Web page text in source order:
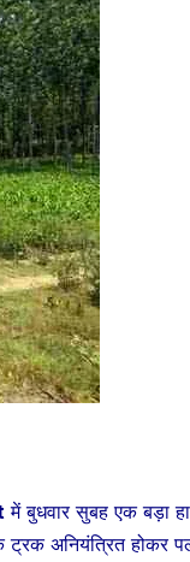
में बुधवार सुबह एक बड़ा
अनियंत्रित होकर